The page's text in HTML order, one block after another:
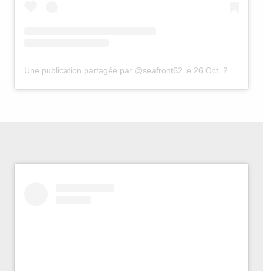
Une publication partagée par @seafront62 le 26 Oct. 2016 à 12 :25 PDT